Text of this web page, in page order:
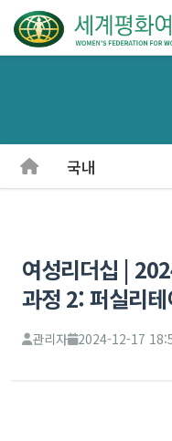
국내
여성리더십 |
과정 2: 퍼실리
관리자 2024-12-17